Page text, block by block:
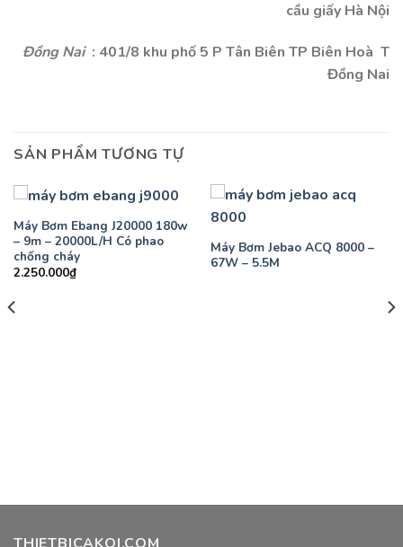
cầu giấy Hà Nội
Đồng Nai: 401/8 khu phố 5 P Tân Biên TP Biên Hoà T
Đồng Nai
SẢN PHẨM TƯƠNG TỰ
Máy Bơm Ebang J20000 180w
– 9m – 20000L/H Có phao
chống cháy
2.250.000₫
Máy Bơm Jebao ACQ 8000 –
67W – 5.5M